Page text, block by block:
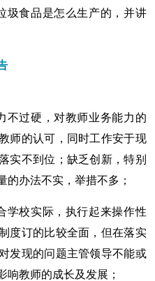
圾食品是怎么生产的，并讲
不过硬，对教师业务能力的
师的认可，同时工作安于现
实不到位；缺乏创新，特别
的办法不实，举措不多；
学校实际，执行起来操作性
度订的比较全面，但在落实
发现的问题主管领导不能或
响教师的成长及发展；